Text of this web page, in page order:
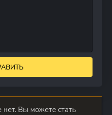
Вы можете стать